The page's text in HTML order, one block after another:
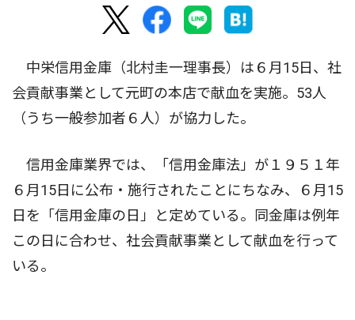
中栄信用金庫（北村圭一理事長）は６月15日、社
会貢献事業として元町の本店で献血を実施。53人
（うち一般参加者６人）が協力した。
信用金庫業界では、「信用金庫法」が１９５１年
６月15日に公布・施行されたことにちなみ、６月15
日を「信用金庫の日」と定めている。同金庫は例年
この日に合わせ、社会貢献事業として献血を行って
いる。